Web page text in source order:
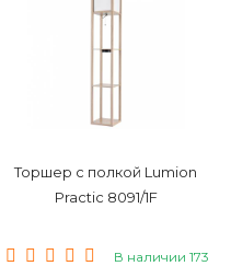
Торшер с полкой Lumion
Practic 8091/1F
В наличии 173